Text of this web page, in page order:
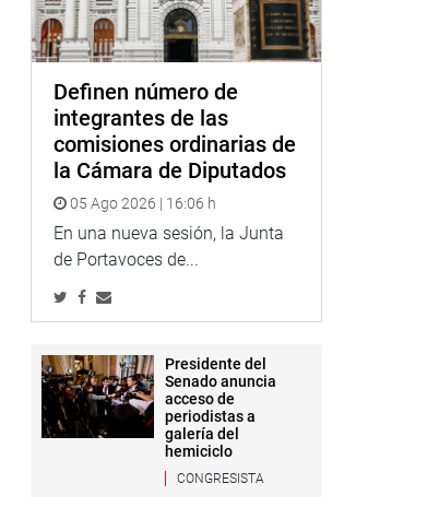
Definen número de
integrantes de las
comisiones ordinarias de
la Cámara de Diputados
05 Ago 2026 | 16:06 h
En una nueva sesión, la Junta
de Portavoces de...
Presidente del
Senado anuncia
acceso de
periodistas a
galería del
hemiciclo
CONGRESISTA